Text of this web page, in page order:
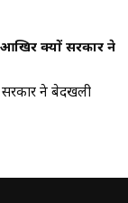
आखिर क्यों सरकार ने
ने बेदखली